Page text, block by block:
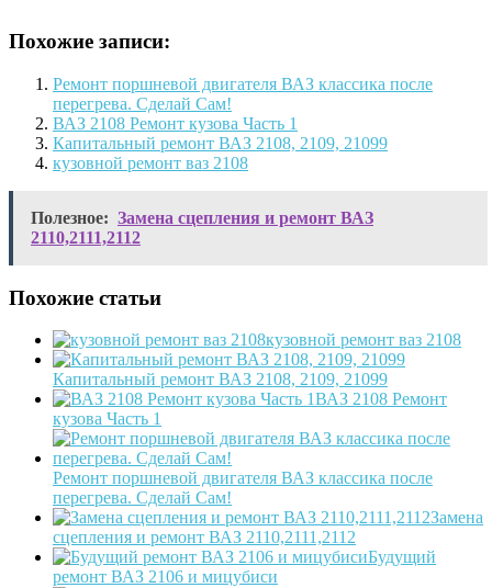
Похожие записи:
Ремонт поршневой двигателя ВАЗ классика после
перегрева. Сделай Сам!
ВАЗ 2108 Ремонт кузова Часть 1
Капитальный ремонт ВАЗ 2108, 2109, 21099
кузовной ремонт ваз 2108
Полезное: Замена сцепления и ремонт ВАЗ
2110,2111,2112
Похожие статьи
кузовной ремонт ваз 2108
Капитальный ремонт ВАЗ 2108, 2109, 21099
ВАЗ 2108 Ремонт
кузова Часть 1
Ремонт поршневой двигателя ВАЗ классика после
перегрева. Сделай Сам!
Замена
сцепления и ремонт ВАЗ 2110,2111,2112
Будущий
ремонт ВАЗ 2106 и мицубиси